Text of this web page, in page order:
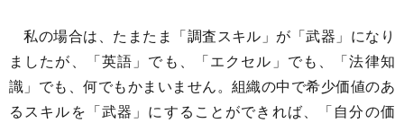
私の場合は、たまたま「調査スキル」が「武器」になり
ましたが、「英語」でも、「エクセル」でも、「法律知
識」でも、何でもかまいません。組織の中で希少価値のあ
るスキルを「武器」にすることができれば、「自分の価